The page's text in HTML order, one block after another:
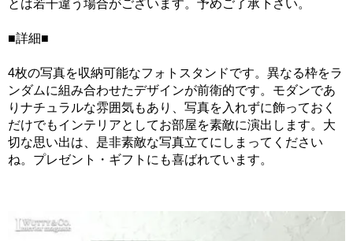
とは若干違う場合がございます。予めご了承下さい。
■詳細■
4枚の写真を収納可能なフォトスタンドです。異なる枠をラ
ンダムに組み合わせたデザインが前衛的です。モダンであ
りナチュラルな雰囲気もあり、写真を入れずに飾っておく
だけでもインテリアとしてお部屋を素敵に演出します。大
切な思い出は、是非素敵な写真立てにしまってください
ね。プレゼント・ギフトにも喜ばれています。